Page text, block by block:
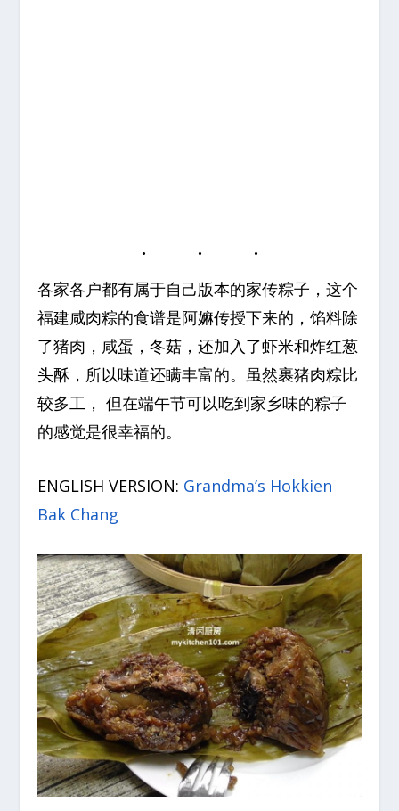
各家各户都有属于自己版本的家传粽子，这个
福建咸肉粽的食谱是阿嫲传授下来的，馅料除
了猪肉，咸蛋，冬菇，还加入了虾米和炸红葱
头酥，所以味道还瞒丰富的。虽然裹猪肉粽比
较多工， 但在端午节可以吃到家乡味的粽子
的感觉是很幸福的。
ENGLISH VERSION: Grandma’s Hokkien
Bak Chang